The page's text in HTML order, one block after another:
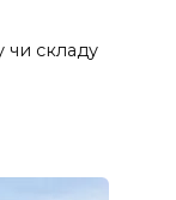
складу